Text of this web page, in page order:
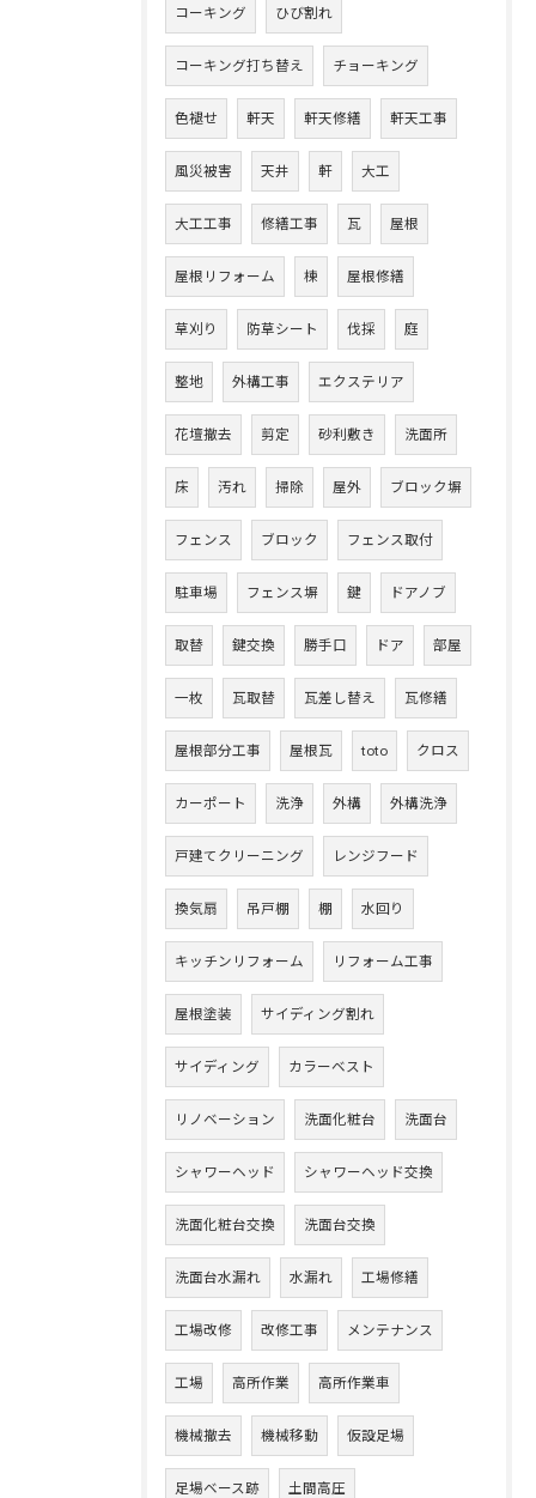
コーキング ひび割れ
コーキング打ち替え チョーキング
色褪せ 軒天 軒天修繕 軒天工事
風災被害 天井 軒 大工
大工工事 修繕工事 瓦 屋根
屋根リフォーム 棟 屋根修繕
草刈り 防草シート 伐採 庭
整地 外構工事 エクステリア
花壇撤去 剪定 砂利敷き 洗面所
床 汚れ 掃除 屋外 ブロック塀
フェンス ブロック フェンス取付
駐車場 フェンス塀 鍵 ドアノブ
取替 鍵交換 勝手口 ドア 部屋
一枚 瓦取替 瓦差し替え 瓦修繕
屋根部分工事 屋根瓦 toto クロス
カーポート 洗浄 外構 外構洗浄
戸建てクリーニング レンジフード
換気扇 吊戸棚 棚 水回り
キッチンリフォーム リフォーム工事
屋根塗装 サイディング割れ
サイディング カラーベスト
リノベーション 洗面化粧台 洗面台
シャワーヘッド シャワーヘッド交換
洗面化粧台交換 洗面台交換
洗面台水漏れ 水漏れ 工場修繕
工場改修 改修工事 メンテナンス
工場 高所作業 高所作業車
機械撤去 機械移動 仮設足場
足場ベース跡 土間高圧